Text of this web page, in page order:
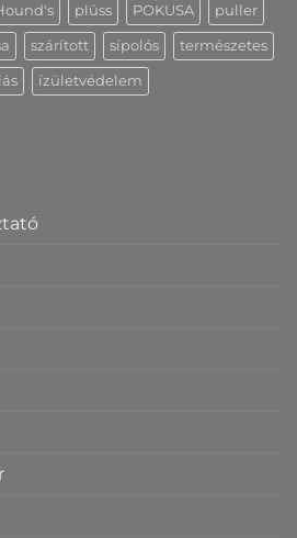
plüss POKUSA puller
szárított sípolós természetes
ízületvédelem